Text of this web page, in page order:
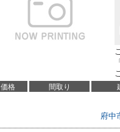
価格 間取り
府中